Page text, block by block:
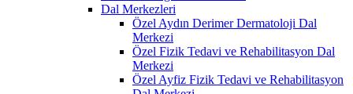
Dal Merkezleri
Özel Aydın Derimer Dermatoloji Dal
Merkezi
Özel Fizik Tedavi ve Rehabilitasyon Dal
Merkezi
Özel Ayfiz Fizik Tedavi ve Rehabilitasyon